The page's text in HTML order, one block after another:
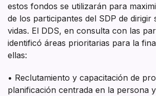
estos fondos se utilizarán para
de los participantes del SDP de dirigir
vidas. El DDS, en consulta con las
identificó áreas prioritarias para la
ellas:
• Reclutamiento y capacitación de
planificación centrada en la persona